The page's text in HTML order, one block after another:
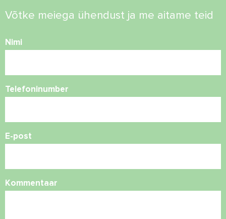
Võtke meiega ühendust ja me aitame teid
Nimi
Telefoninumber
E-post
Kommentaar